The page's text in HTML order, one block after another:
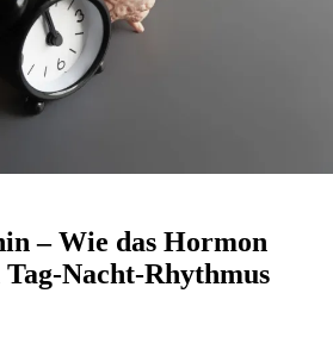
– Wie das Hormon
Tag-Nacht-Rhythmus